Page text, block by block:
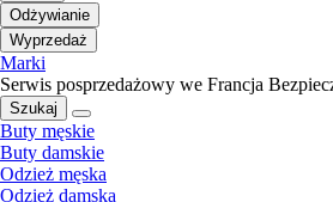
Odżywianie
Wyprzedaż
Marki
Serwis posprzedażowy we Francja
Szukaj
Buty męskie
Buty damskie
Odzież męska
Odzież damska